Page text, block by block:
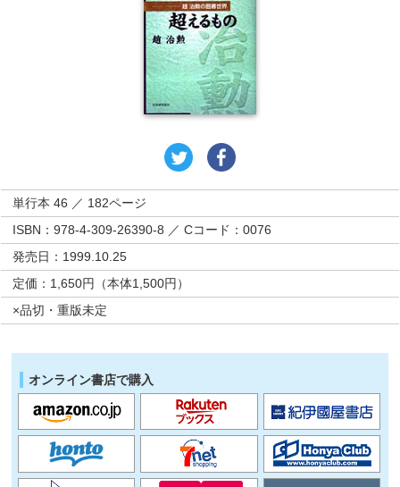
単行本 46 ／ 182ページ
ISBN：978-4-309-26390-8 ／ Cコード：0076
発売日：1999.10.25
定価：1,650円（本体1,500円）
×品切・重版未定
オンライン書店で購入